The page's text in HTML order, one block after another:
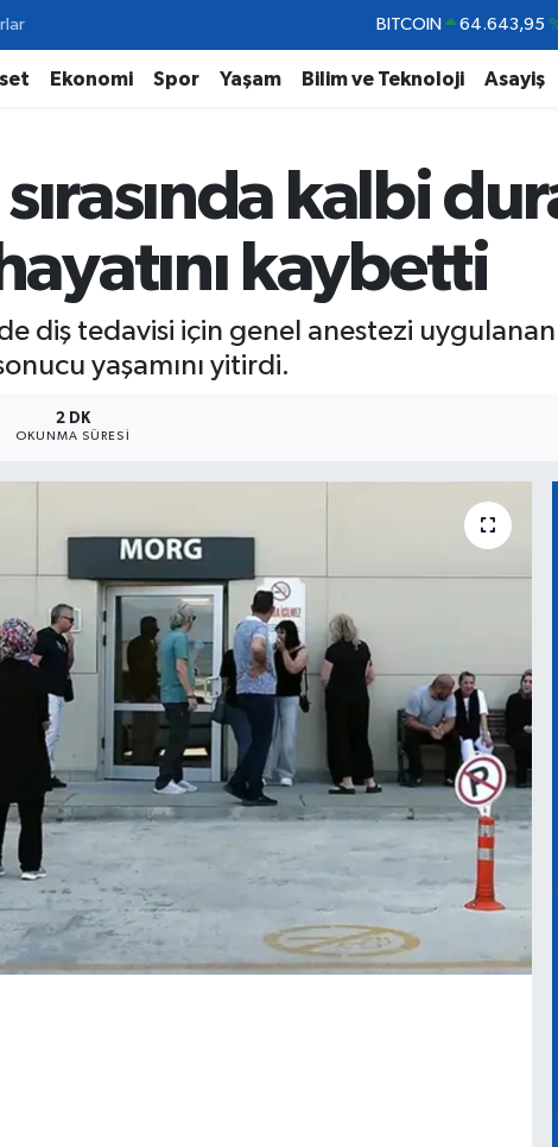
DOLAR
EURO 55,0406
BİST100 13.799
64.643,95
Ekonomi Spor Yaşam Bilim ve Teknoloji Asayiş
kalbi
kaybetti
diş tedavisi için genel anestezi
yaşamını yitirdi.
2 DK
OKUNMA SÜRESI